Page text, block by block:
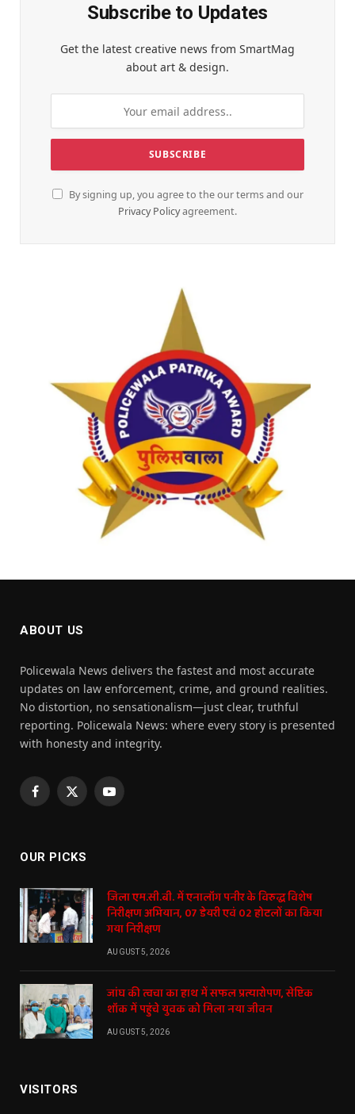
Subscribe to Updates
Get the latest creative news from SmartMag
about art & design.
By signing up, you agree to the our terms and our
Privacy Policyagreement.
ABOUT US
Policewala News delivers the fastest and most accurate
updates on law enforcement, crime, and ground realities.
No distortion, no sensationalism—just clear, truthful
reporting. Policewala News: where every story is presented
with honesty and integrity.
Facebook
X
YouTube
OUR PICKS
जिला एम.सी.बी. में एनालॉग पनीर के विरुद्ध विशेष
निरीक्षण अभियान, 07 डेयरी एवं 02 होटलों का किया
गया निरीक्षण
AUGUST 5, 2026
जांघ की त्वचा का हाथ में सफल प्रत्यारोपण, सेप्टिक
शॉक में पहुंचे युवक को मिला नया जीवन
AUGUST 5, 2026
VISITORS